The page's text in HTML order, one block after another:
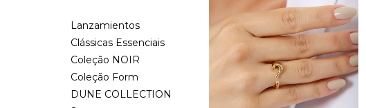
Lanzamientos
Clássicas Essenciais
Coleção NOIR
Coleção Form
DUNE COLLECTION